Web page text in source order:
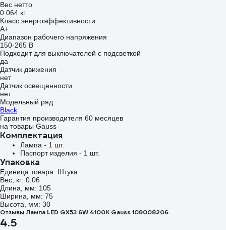
Вес нетто
0.064 кг
Класс энергоэффективности
A+
Диапазон рабочего напряжения
150-265 В
Подходит для выключателей с подсветкой
да
Датчик движения
нет
Датчик освещенности
нет
Модельный ряд
Black
Гарантия производителя 60 месяцев
на товары Gauss
Комплектация
Лампа - 1 шт.
Паспорт изделия - 1 шт.
Упаковка
Единица товара: Штука
Вес, кг: 0.06
Длина, мм: 105
Ширина, мм: 75
Высота, мм: 30
Отзывы Лампа LED GX53 6W 4100K Gauss 108008206
4.5